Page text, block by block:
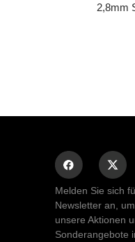
2,8mm
Melden Sie sich
Newsletter an,
unsere Aktionen
Sonderangebote